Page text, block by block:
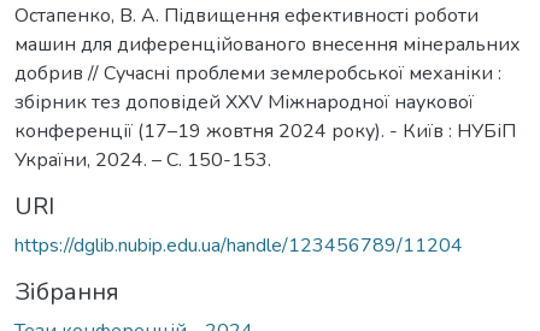
Остапенко, В. А. Підвищення ефективності роботи
машин для диференційованого внесення мінеральних
добрив // Сучасні проблеми землеробської механіки :
збірник тез доповідей XХV Міжнародної наукової
конференції (17–19 жовтня 2024 року). - Київ : НУБіП
України, 2024. – С. 150-153.
URI
https://dglib.nubip.edu.ua/handle/123456789/11204
Зібрання